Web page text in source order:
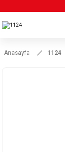
Anasayfa 1124